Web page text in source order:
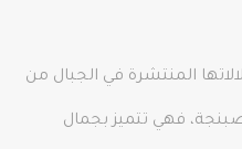
المنتشرة في الجبال من
فهي تتميز بجمال